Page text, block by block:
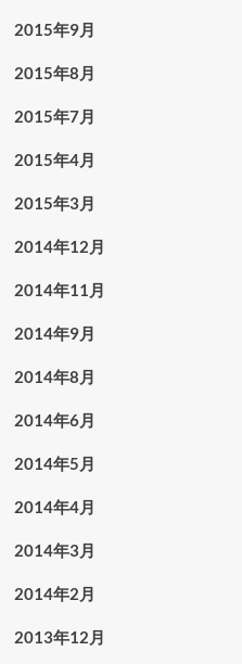
2015年9月
2015年8月
2015年7月
2015年4月
2015年3月
2014年12月
2014年11月
2014年9月
2014年8月
2014年6月
2014年5月
2014年4月
2014年3月
2014年2月
2013年12月